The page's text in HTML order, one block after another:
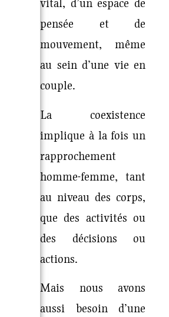
vital, d’un espace de
pensée et de
mouvement, même
au sein d’une vie en
couple.
La coexistence
implique à la fois un
rapprochement
homme-femme, tant
au niveau des corps,
que des activités ou
des décisions ou
actions.
Mais nous avons
aussi besoin d’une